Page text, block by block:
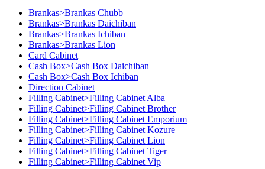
Brankas>Brankas Chubb
Brankas>Brankas Daichiban
Brankas>Brankas Ichiban
Brankas>Brankas Lion
Card Cabinet
Cash Box>Cash Box Daichiban
Cash Box>Cash Box Ichiban
Direction Cabinet
Filling Cabinet>Filling Cabinet Alba
Filling Cabinet>Filling Cabinet Brother
Filling Cabinet>Filling Cabinet Emporium
Filling Cabinet>Filling Cabinet Kozure
Filling Cabinet>Filling Cabinet Lion
Filling Cabinet>Filling Cabinet Tiger
Filling Cabinet>Filling Cabinet Vip